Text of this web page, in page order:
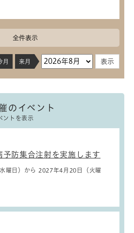
全件表示
月 来月
のイベント
ントを表示
予防集合注射を実施します
曜日）から 2027年4月20日（火曜